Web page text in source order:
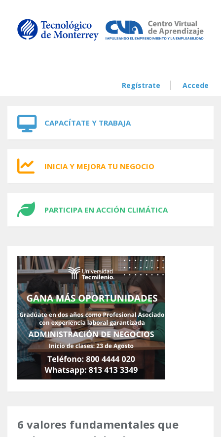
Regístrate Accede
CAPACÍTATE Y TRABAJA
INICIA Y MEJORA TU NEGOCIO
PARTICIPA EN ACCIÓN CLIMÁTICA
6 valores fundamentales que